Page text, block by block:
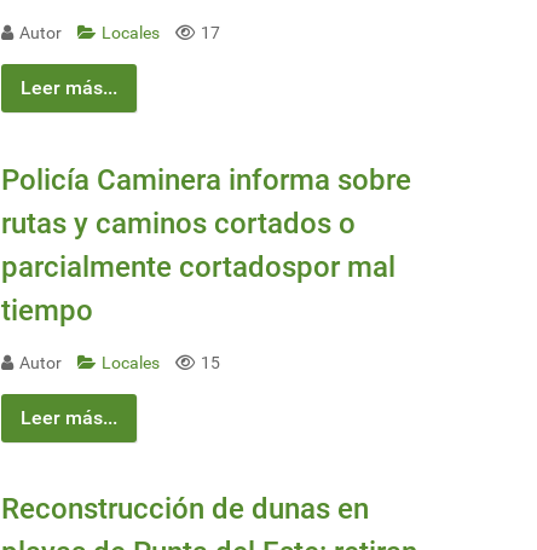
Autor Locales 17
Leer más...
Policía Caminera informa sobre
rutas y caminos cortados o
parcialmente cortadospor mal
tiempo
Autor Locales 15
Leer más...
Reconstrucción de dunas en